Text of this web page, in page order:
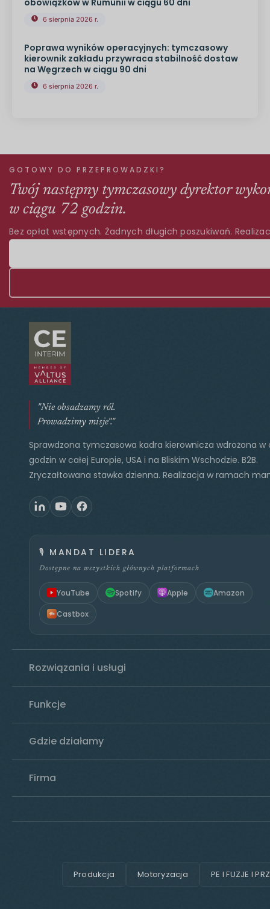
6 sierpnia 2026 r.
Poprawa wyników operacyjnych: tymczasowy
kierownik zakładu przywraca stabilność dostaw
na Węgrzech w ciągu 90 dni
6 sierpnia 2026 r.
GOTOWY DO PRZEPROWADZKI?
Twój następny tymczasowy dyrektor
w ciągu 72 godzin.
Bez opłat wstępnych. Żadnych długich poszukiwań.
"Nie obsadzamy ról.
Prowadzimy misje"."
Sprawdzona tymczasowa kadra kierownicza wdrożona w
godzin w całej Europie, USA i na Bliskim Wschodzie. B2B.
Zryczałtowana stawka dzienna. Realizacja w ramach
🎙️ MANDAT LIDERA
Dostępne na wszystkich głównych platformach
YouTube Spotify Apple Amazon
Castbox
Rozwiązania i usługi
Funkcje
Gdzie działamy
Firma
Produkcja Motoryzacja PE I FUZJE I